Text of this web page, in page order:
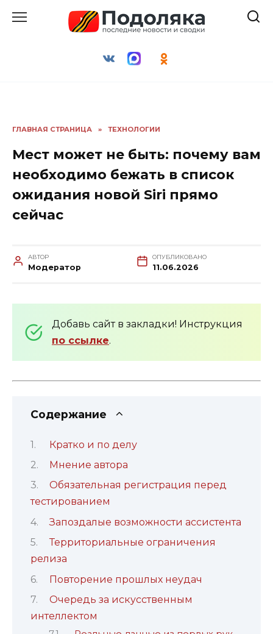
ГЛАВНАЯ СТРАНИЦА » ТЕХНОЛОГИИ
Мест может не быть: почему вам
необходимо бежать в список
ожидания новой Siri прямо
сейчас
АВТОР
Модератор
ОПУБЛИКОВАНО
11.06.2026
Добавь сайт в закладки! Инструкция
по ссылке.
Содержание
Кратко и по делу
Мнение автора
Обязательная регистрация перед
тестированием
Запоздалые возможности ассистента
Территориальные ограничения
релиза
Повторение прошлых неудач
Очередь за искусственным
интеллектом